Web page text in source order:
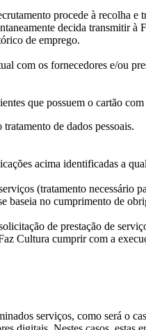
procede à recolha
decida transmitir
de emprego.
com os fornecedores e/ou
que possuem o cartão
de dados pessoais.
acima identificadas a
(tratamento necessário
baseia no cumprimento de
de prestação de
Cultura cumprir com a
serviços, como será o